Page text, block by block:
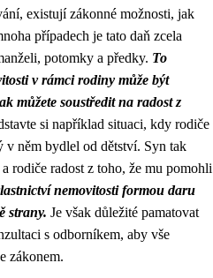
existují zákonné možnosti, jak
případech je tato daň zcela
potomky a předky. To
v rámci rodiny může být
můžete soustředit na radost z
si například situaci, kdy rodiče
něm bydlel od dětství. Syn tak
rodiče radost z toho, že mu pomohli
nemovitosti formou daru
strany. Je však důležité pamatovat
s odborníkem, aby vše
zákonem.